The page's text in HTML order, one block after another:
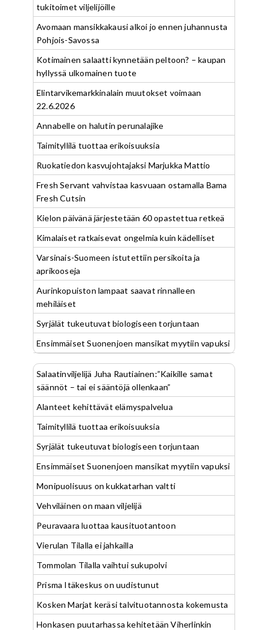
tukitoimet viljelijöille
Avomaan mansikkakausi alkoi jo ennen juhannusta
Pohjois-Savossa
Kotimainen salaatti kynnetään peltoon? – kaupan
hyllyssä ulkomainen tuote
Elintarvikemarkkinalain muutokset voimaan
22.6.2026
Annabelle on halutin perunalajike
Taimityllilä tuottaa erikoisuuksia
Ruokatiedon kasvujohtajaksi Marjukka Mattio
Fresh Servant vahvistaa kasvuaan ostamalla Bama
Fresh Cutsin
Kielon päivänä järjestetään 60 opastettua retkeä
Kimalaiset ratkaisevat ongelmia kuin kädelliset
Varsinais-Suomeen istutettiin persikoita ja
aprikooseja
Aurinkopuiston lampaat saavat rinnalleen
mehiläiset
Syrjälät tukeutuvat biologiseen torjuntaan
Ensimmäiset Suonenjoen mansikat myytiin vapuksi
Salaatinviljelijä Juha Rautiainen:”Kaikille samat
säännöt – tai ei sääntöjä ollenkaan”
Alanteet kehittävät elämyspalvelua
Taimityllilä tuottaa erikoisuuksia
Syrjälät tukeutuvat biologiseen torjuntaan
Ensimmäiset Suonenjoen mansikat myytiin vapuksi
Monipuolisuus on kukkatarhan valtti
Vehviläinen on maan viljelijä
Peuravaara luottaa kausituotantoon
Vierulan Tilalla ei jahkailla
Tommolan Tilalla vaihtui sukupolvi
Prisma Itäkeskus on uudistunut
Kosken Marjat keräsi talvituotannosta kokemusta
Honkasen puutarhassa kehitetään Viherlinkin